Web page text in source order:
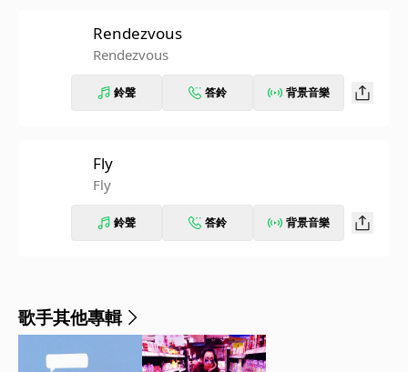
Rendezvous
Rendezvous
鈴聲 答鈴 背景音樂
Fly
Fly
鈴聲 答鈴 背景音樂
歌手其他專輯